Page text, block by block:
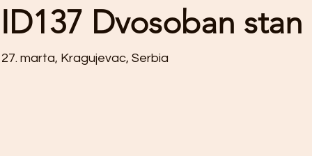
ID137 Dvosoban stan
27. marta, Kragujevac, Serbia